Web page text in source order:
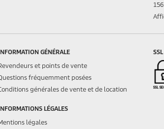
GÉNÉRALE
et points de vente
fréquemment posées
générales de vente et de location
LÉGALES
légales